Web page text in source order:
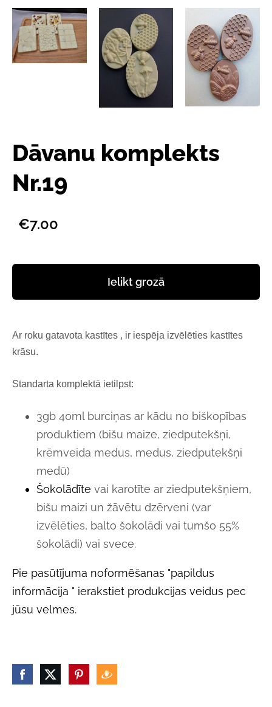
Dāvanu komplekts
Nr.19
€7.00
Ielikt grozā
Ar roku gatavota kastītes , ir iespēja izvēlēties kastītes
krāsu.
Standarta komplektā ietilpst:
3gb 40ml burciņas ar kādu no biškopības
produktiem (bišu maize, ziedputekšņi,
krēmveida medus, medus, ziedputekšņi
medū)
Šokolādīte vai karotīte ar ziedputekšņiem,
bišu maizi un žāvētu dzērveni (var
izvēlēties, balto šokolādi vai tumšo 55%
šokolādi) vai svece.
Pie pasūtījuma noformēšanas "papildus
informācija " ierakstiet produkcijas veidus pec
jūsu velmes.